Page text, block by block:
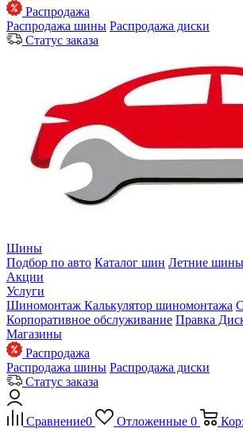
Распродажа
Распродажа шины Распродажа диски
Статус заказа
Шины
Подбор по авто Каталог шин Летние шины
Акции
Услуги
Шиномонтаж Калькулятор шиномонтажа
Корпоративное обслуживание Правка
Магазины
Распродажа
Распродажа шины Распродажа диски
Статус заказа
Сравнение0 Отложенные 0